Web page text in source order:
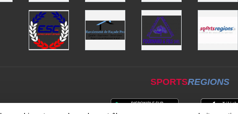
SPORTSREGIONS